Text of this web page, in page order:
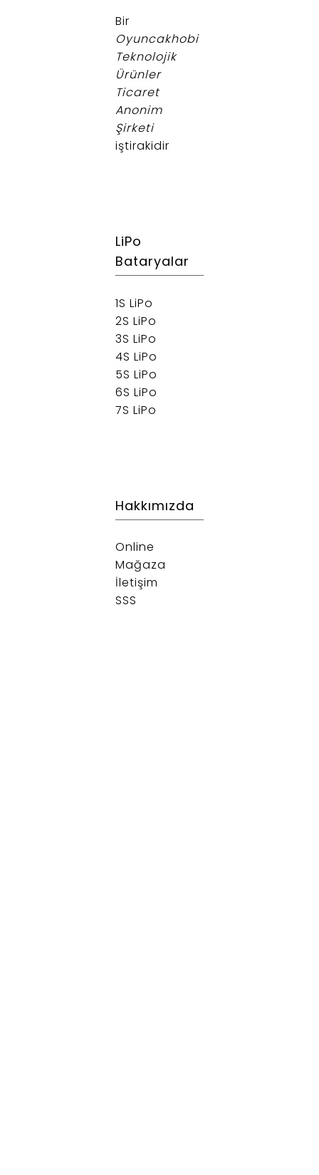
Bir
Oyuncakhobi
Teknolojik
Ürünler
Ticaret
Anonim
Şirketi
iştirakidir
LiPo
Bataryalar
1S LiPo
2S LiPo
3S LiPo
4S LiPo
5S LiPo
6S LiPo
7S LiPo
Hakkımızda
Online
Mağaza
İletişim
SSS